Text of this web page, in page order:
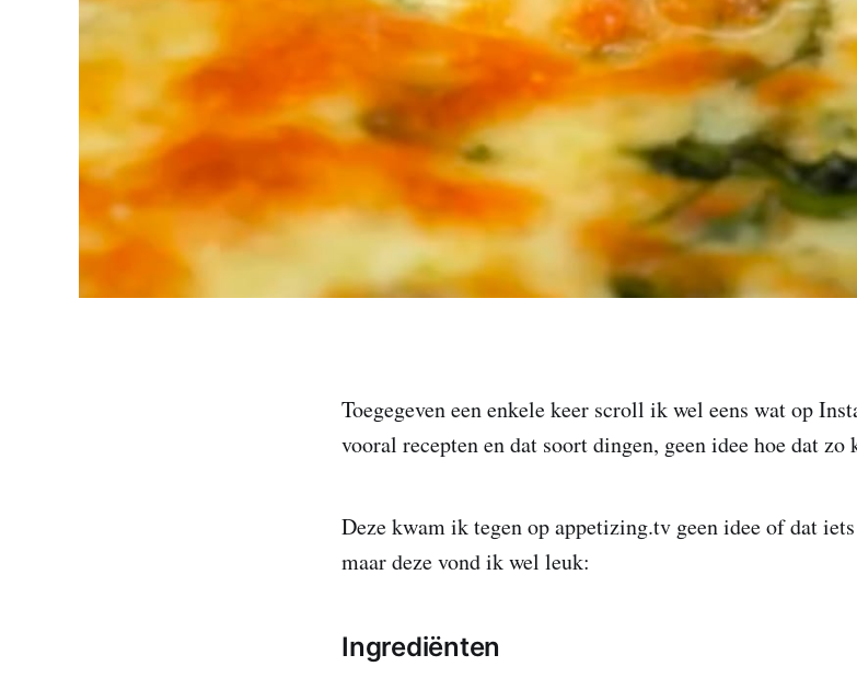
Toegegeven een enkele keer scroll ik wel eens wat op
vooral recepten en dat soort dingen, geen idee hoe dat zo
Deze kwam ik tegen op appetizing.tv geen idee of dat
maar deze vond ik wel leuk:
Ingrediënten